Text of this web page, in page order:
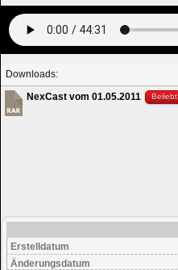
Downloads:
NexCast vom 01.05.2011
Beliebt
Erstelldatum
Änderungsdatum